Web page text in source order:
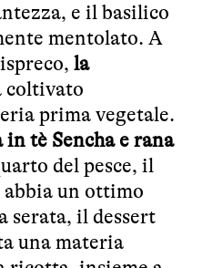
e il basilico
mentolato. A
la
coltivato
prima vegetale.
in tè Sencha e rana
del pesce, il
un ottimo
serata, il dessert
una materia